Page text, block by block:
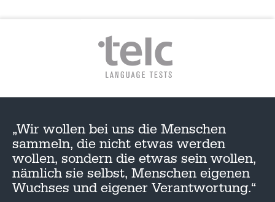
„Wir wollen bei uns die Menschen
sammeln, die nicht etwas werden
wollen, sondern die etwas sein wollen,
nämlich sie selbst, Menschen eigenen
Wuchses und eigener Verantwortung.“